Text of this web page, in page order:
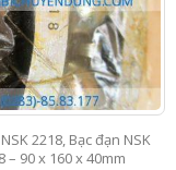
2218, Bạc đạn NSK
– 90 x 160 x 40mm